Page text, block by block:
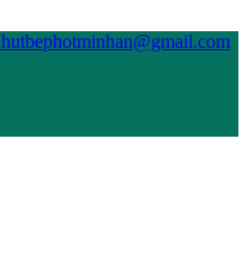
hutbephotminhan@gmail.com